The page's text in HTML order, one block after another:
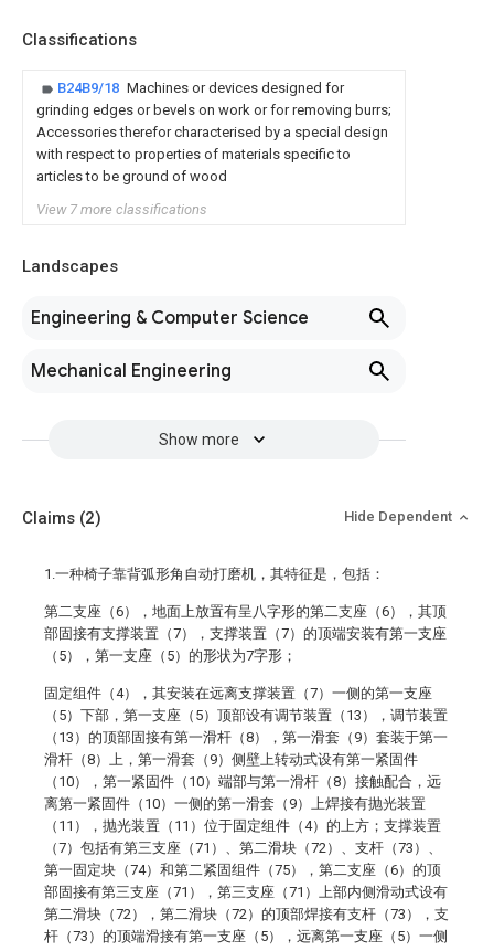
Classifications
B24B9/18 Machines or devices designed for
grinding edges or bevels on work or for removing burrs;
Accessories therefor characterised by a special design
with respect to properties of materials specific to
articles to be ground of wood
View 7 more classifications
Landscapes
Engineering & Computer Science
Mechanical Engineering
Show more
Claims (2) Hide Dependent
1.一种椅子靠背弧形角自动打磨机，其特征是，包括：
第二支座（6），地面上放置有呈八字形的第二支座（6），其顶
部固接有支撑装置（7），支撑装置（7）的顶端安装有第一支座
（5），第一支座（5）的形状为7字形；
固定组件（4），其安装在远离支撑装置（7）一侧的第一支座
（5）下部，第一支座（5）顶部设有调节装置（13），调节装置
（13）的顶部固接有第一滑杆（8），第一滑套（9）套装于第一
滑杆（8）上，第一滑套（9）侧壁上转动式设有第一紧固件
（10），第一紧固件（10）端部与第一滑杆（8）接触配合，远
离第一紧固件（10）一侧的第一滑套（9）上焊接有抛光装置
（11），抛光装置（11）位于固定组件（4）的上方；支撑装置
（7）包括有第三支座（71）、第二滑块（72）、支杆（73）、
第一固定块（74）和第二紧固组件（75），第二支座（6）的顶
部固接有第三支座（71），第三支座（71）上部内侧滑动式设有
第二滑块（72），第二滑块（72）的顶部焊接有支杆（73），支
杆（73）的顶端滑接有第一支座（5），远离第一支座（5）一侧